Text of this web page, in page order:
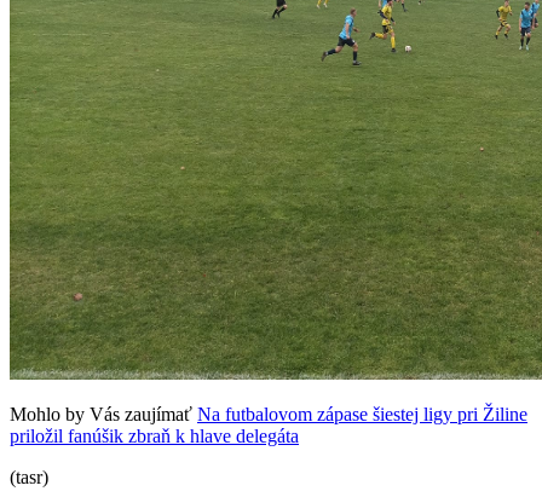
Mohlo by Vás zaujímať Na futbalovom zápase šiestej ligy pri Žiline
priložil fanúšik zbraň k hlave delegáta
(tasr)